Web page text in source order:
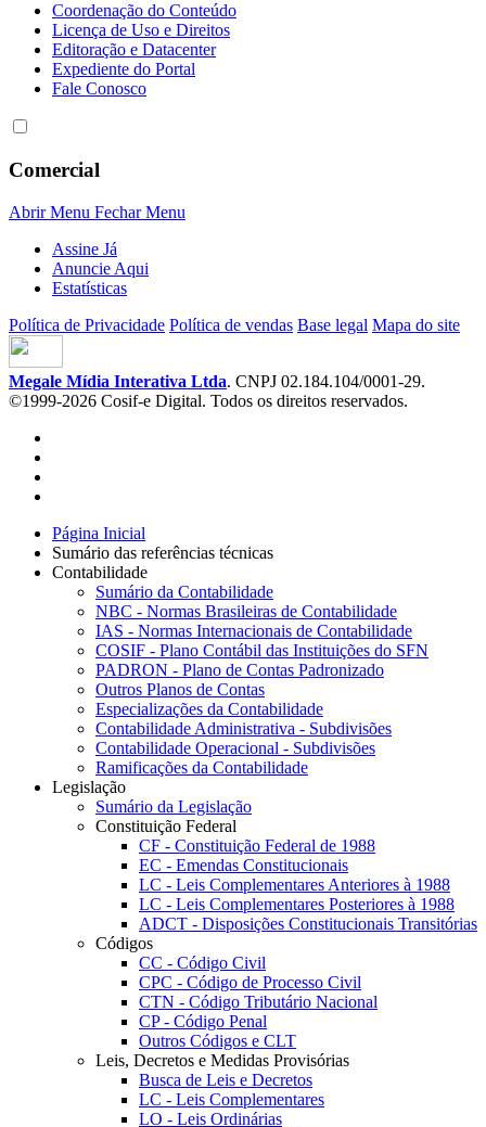
Coordenação do Conteúdo
Licença de Uso e Direitos
Editoração e Datacenter
Expediente do Portal
Fale Conosco
Comercial
Abrir Menu Fechar Menu
Assine Já
Anuncie Aqui
Estatísticas
Política de Privacidade Política de vendas Base legal Mapa do site
Megale Mídia Interativa Ltda. CNPJ 02.184.104/0001-29.
©1999-2026 Cosif-e Digital. Todos os direitos reservados.
Página Inicial
Sumário das referências técnicas
Contabilidade
Sumário da Contabilidade
NBC - Normas Brasileiras de Contabilidade
IAS - Normas Internacionais de Contabilidade
COSIF - Plano Contábil das Instituições do SFN
PADRON - Plano de Contas Padronizado
Outros Planos de Contas
Especializações da Contabilidade
Contabilidade Administrativa - Subdivisões
Contabilidade Operacional - Subdivisões
Ramificações da Contabilidade
Legislação
Sumário da Legislação
Constituição Federal
CF - Constituição Federal de 1988
EC - Emendas Constitucionais
LC - Leis Complementares Anteriores à 1988
LC - Leis Complementares Posteriores à 1988
ADCT - Disposições Constitucionais Transitórias
Códigos
CC - Código Civil
CPC - Código de Processo Civil
CTN - Código Tributário Nacional
CP - Código Penal
Outros Códigos e CLT
Leis, Decretos e Medidas Provisórias
Busca de Leis e Decretos
LC - Leis Complementares
LO - Leis Ordinárias